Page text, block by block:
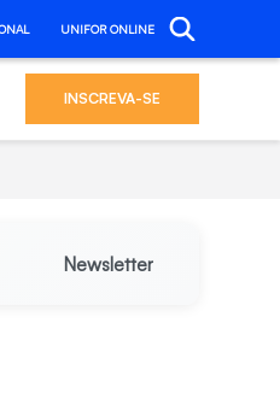
UNIFOR ONLINE
INSCREVA-SE
Newsletter